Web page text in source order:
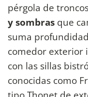
pérgola de
y sombras que
suma
comedor exterior
con las sillas
conocidas como